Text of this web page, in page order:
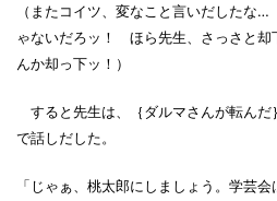
（またコイツ、変なこと言いだしたな
ゃないだろッ！ ほら先生、さっさと
んか却っ下ッ！）
すると先生は、｛ダルマさんが転んだ
で話しだした。
「じゃぁ、桃太郎にしましょう。学芸会